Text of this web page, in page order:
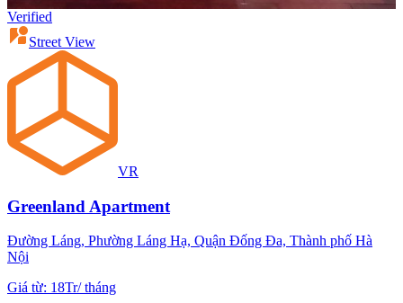
Verified
Street View
VR
Greenland Apartment
Đường Láng, Phường Láng Hạ, Quận Đống Đa, Thành phố Hà
Nội
Giá từ: 18Tr/tháng